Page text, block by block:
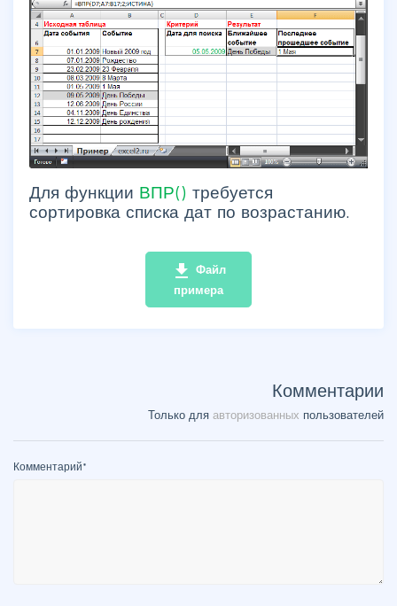
Для функции ВПР() требуется
сортировка списка дат по возрастанию.
file_download Файл
примера
Комментарии
Только для авторизованных пользователей
Комментарий*